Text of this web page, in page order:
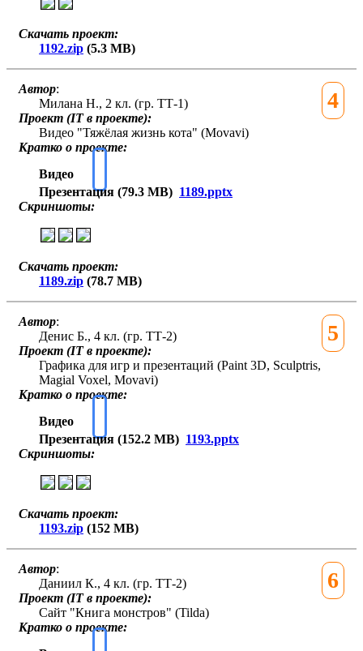
Скачать проект:
1192.zip (5.3 MB)
4
Автор:
Милана Н., 2 кл. (гр. ТТ-1)
Проект (IT в проекте):
Видео "Тяжёлая жизнь кота" (Movavi)
Кратко о проекте:
Видео
Презентация (79.3 MB) 1189.pptx
Скриншоты:
Скачать проект:
1189.zip (78.7 MB)
5
Автор:
Денис Б., 4 кл. (гр. ТТ-2)
Проект (IT в проекте):
Графика для игр и презентаций (Paint 3D, Sculptris,
Magial Voxel, Movavi)
Кратко о проекте:
Видео
Презентация (152.2 MB) 1193.pptx
Скриншоты:
Скачать проект:
1193.zip (152 MB)
6
Автор:
Даниил К., 4 кл. (гр. ТТ-2)
Проект (IT в проекте):
Сайт "Книга монстров" (Tilda)
Кратко о проекте: